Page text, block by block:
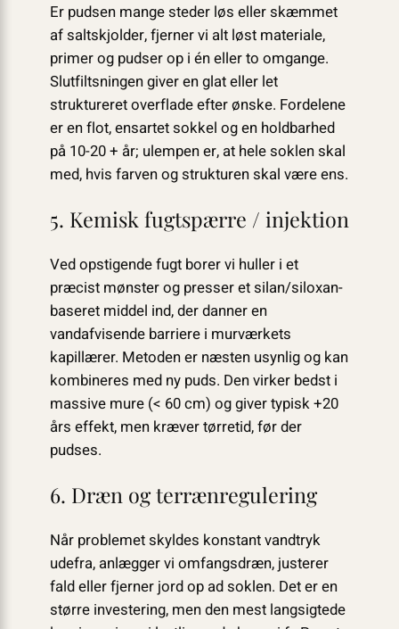
Er pudsen mange steder løs eller skæmmet
af saltskjolder, fjerner vi alt løst materiale,
primer og pudser op i én eller to omgange.
Slutfiltsningen giver en glat eller let
struktureret overflade efter ønske. Fordelene
er en flot, ensartet sokkel og en holdbarhed
på 10-20 + år; ulempen er, at hele soklen skal
med, hvis farven og strukturen skal være ens.
5. Kemisk fugtspærre / injektion
Ved opstigende fugt borer vi huller i et
præcist mønster og presser et silan/siloxan-
baseret middel ind, der danner en
vandafvisende barriere i murværkets
kapillærer. Metoden er næsten usynlig og kan
kombineres med ny puds. Den virker bedst i
massive mure (< 60 cm) og giver typisk +20
års effekt, men kræver tørretid, før der
pudses.
6. Dræn og terrænregulering
Når problemet skyldes konstant vandtryk
udefra, anlægger vi omfangsdræn, justerer
fald eller fjerner jord op ad soklen. Det er en
større investering, men den mest langsigtede